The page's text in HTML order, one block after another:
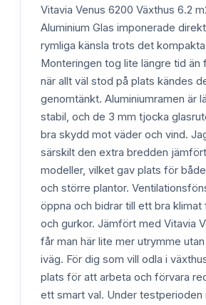
Vitavia Venus 6200 Växthus 6.2
Aluminium Glas imponerade
rymliga känsla trots det
Monteringen tog lite längre tid än
när allt väl stod på plats kändes
genomtänkt. Aluminiumramen är
stabil, och de 3 mm tjocka
bra skydd mot väder och vind.
särskilt den extra bredden
modeller, vilket gav plats för
och större plantor.
öppna och bidrar till ett bra
och gurkor. Jämfört med Vitavia
får man här lite mer utrymme
iväg. För dig som vill odla i
plats för att arbeta och förvara
ett smart val. Under testperioden